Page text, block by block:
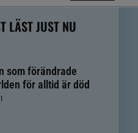
LÄST JUST NU
som förändrade
för alltid är död